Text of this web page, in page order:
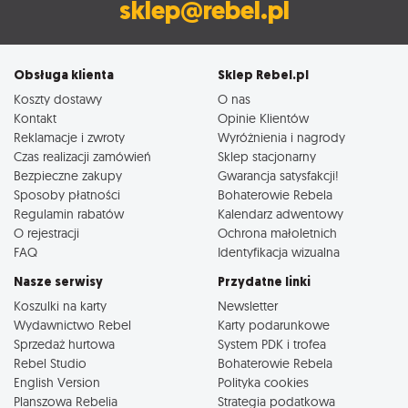
sklep@rebel.pl
Obsługa klienta
Koszty dostawy
Kontakt
Reklamacje i zwroty
Czas realizacji zamówień
Bezpieczne zakupy
Sposoby płatności
Regulamin rabatów
O rejestracji
FAQ
Sklep Rebel.pl
O nas
Opinie Klientów
Wyróżnienia i nagrody
Sklep stacjonarny
Gwarancja satysfakcji!
Bohaterowie Rebela
Kalendarz adwentowy
Ochrona małoletnich
Identyfikacja wizualna
Nasze serwisy
Koszulki na karty
Wydawnictwo Rebel
Sprzedaż hurtowa
Rebel Studio
English Version
Planszowa Rebelia
Przydatne linki
Newsletter
Karty podarunkowe
System PDK i trofea
Bohaterowie Rebela
Polityka cookies
Strategia podatkowa